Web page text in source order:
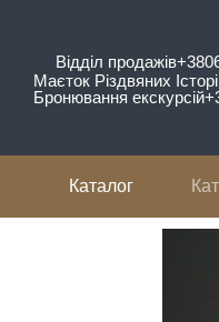
Відділ продажів
Маєток Різдвяних
Бронювання екскурсій
Каталог